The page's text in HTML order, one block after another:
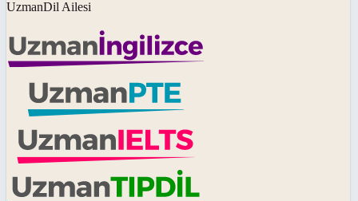
UzmanDil Ailesi